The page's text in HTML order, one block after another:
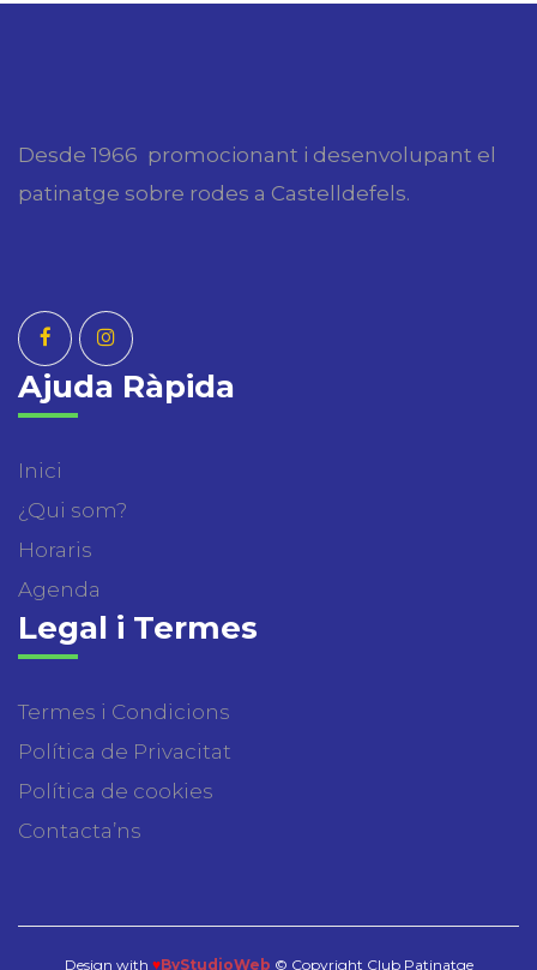
Desde 1966 promocionant i desenvolupant el
patinatge sobre rodes a Castelldefels.
Ajuda Ràpida
Inici
¿Qui som?
Horaris
Agenda
Legal i Termes
Termes i Condicions
Política de Privacitat
Política de cookies
Contacta’ns
Design with ♥ByStudioWeb © Copyright Club Patinatge